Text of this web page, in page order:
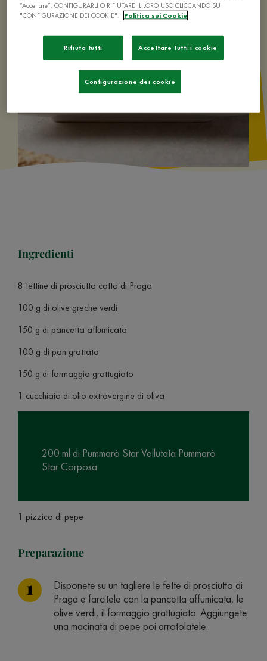
Ingredienti
8 fettine di prosciutto cotto di Praga
100 g di olive greche verdi
150 g di pancetta affumicata
100 g di pan grattato
150 g di formaggio grattugiato
1 cucchiaio di olio extravergine di oliva
200 ml di Pummarò Star Vellutata Pummarò
Star Corposa
1 pizzico di pepe
Preparazione
Disponete su un tagliere le fette di prosciutto di
Praga e farcitele con la pancetta affumicata, le
olive verdi, il formaggio grattugiato. Aggiungete
una macinata di pepe poi arrotolatele.
“Accettare”, CONFIGURARLI O RIFIUTARE IL LORO USO CLICCANDO SU
"CONFIGURAZIONE DEI COOKIE".
Politica sui Cookie
Rifiuta tutti Accettare tutti i cookie
Configurazione dei cookie